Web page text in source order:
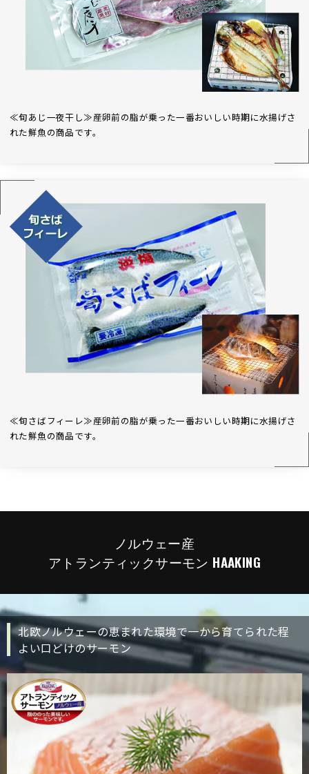
≪旬あじ一夜干し≫産卵前の脂が乗った一番おいしい時期に水揚げさ
れた鮮魚の商品です。
≪旬さばフィーレ≫産卵前の脂が乗った一番おいしい時期に水揚げさ
れた鮮魚の商品です。
ノルウェー産
アトランティックサーモン HAAKING
北欧ノルウェーの恵まれた環境で一から育てられた程
よい口どけのサーモン